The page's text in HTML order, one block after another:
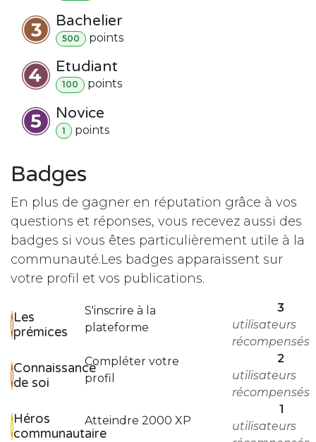
Bachelier
500 points
Etudiant
100 points
Novice
1 points
Badges
En plus de gagner en réputation grâce à vos
questions et réponses, vous recevez aussi des
badges si vous êtes particulièrement utile à la
communauté.Les badges apparaissent sur
votre profil et vos publications.
Les
prémices
S'inscrire à la
plateforme
3
utilisateurs
récompensés
Connaissance
de soi
Compléter votre
profil
2
utilisateurs
récompensés
Héros
communautaire
Atteindre 2000 XP
1
utilisateurs